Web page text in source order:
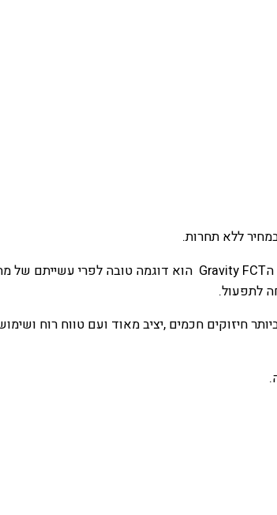
ללא תחרות.
לתפעול.
חיזוקים חכמים ,יציב מאוד ועם טווח רוח